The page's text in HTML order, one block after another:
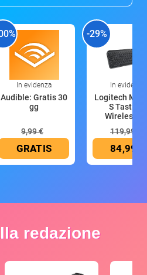
In evidenza
Audible: Gratis 30
gg
9,99 €
GRATIS
-29%
In evidenza
Logitech MX
S Tastiera
Wireless
119,99 €
84,99 €
redazione